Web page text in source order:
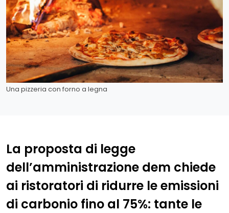
Una pizzeria con forno a legna
La proposta di legge
dell’amministrazione dem chiede
ai ristoratori di ridurre le emissioni
di carbonio fino al 75%: tante le